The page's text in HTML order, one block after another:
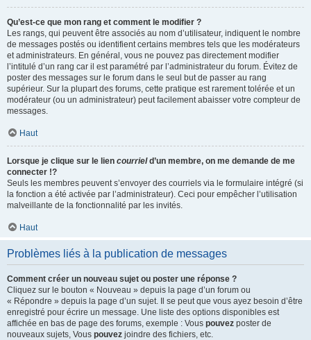
Qu’est-ce que mon rang et comment le modifier ?
Les rangs, qui peuvent être associés au nom d’utilisateur, indiquent le nombre
de messages postés ou identifient certains membres tels que les modérateurs
et administrateurs. En général, vous ne pouvez pas directement modifier
l’intitulé d’un rang car il est paramétré par l’administrateur du forum. Évitez de
poster des messages sur le forum dans le seul but de passer au rang
supérieur. Sur la plupart des forums, cette pratique est rarement tolérée et un
modérateur (ou un administrateur) peut facilement abaisser votre compteur de
messages.
Haut
Lorsque je clique sur le lien courrield’un membre, on me demande de me
connecter !?
Seuls les membres peuvent s’envoyer des courriels via le formulaire intégré (si
la fonction a été activée par l’administrateur). Ceci pour empêcher l’utilisation
malveillante de la fonctionnalité par les invités.
Haut
Problèmes liés à la publication de messages
Comment créer un nouveau sujet ou poster une réponse ?
Cliquez sur le bouton « Nouveau » depuis la page d’un forum ou
« Répondre » depuis la page d’un sujet. Il se peut que vous ayez besoin d’être
enregistré pour écrire un message. Une liste des options disponibles est
affichée en bas de page des forums, exemple : Vous pouvez poster de
nouveaux sujets, Vous pouvez joindre des fichiers, etc.